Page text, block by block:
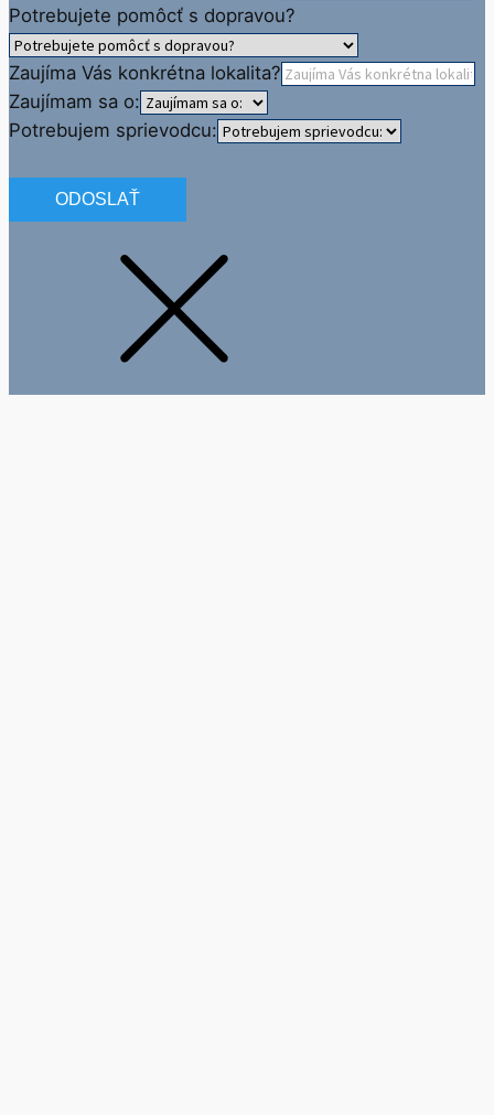
Potrebujete pomôcť s dopravou?
Zaujíma Vás konkrétna lokalita?
Zaujímam sa o:
Potrebujem sprievodcu:
ODOSLAŤ